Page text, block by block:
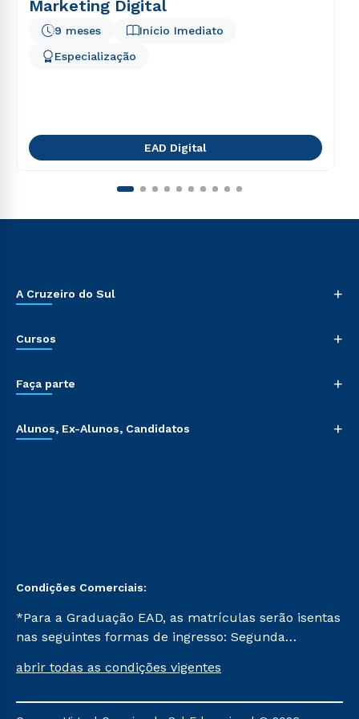
Marketing Digital
Início Imediato
9 meses
Especialização
EAD Digital
A Cruzeiro do Sul +
Cursos +
Faça parte +
Alunos, Ex-Alunos, Candidatos +
Condições Comerciais:
*Para a Graduação EAD, as matrículas serão isentas
nas seguintes formas de ingresso: Segunda
Já para as demais, a taxa de matrícula será de R$
mencionadas são referentes aos cursos: Ensino
abrir todas as condições vigentes